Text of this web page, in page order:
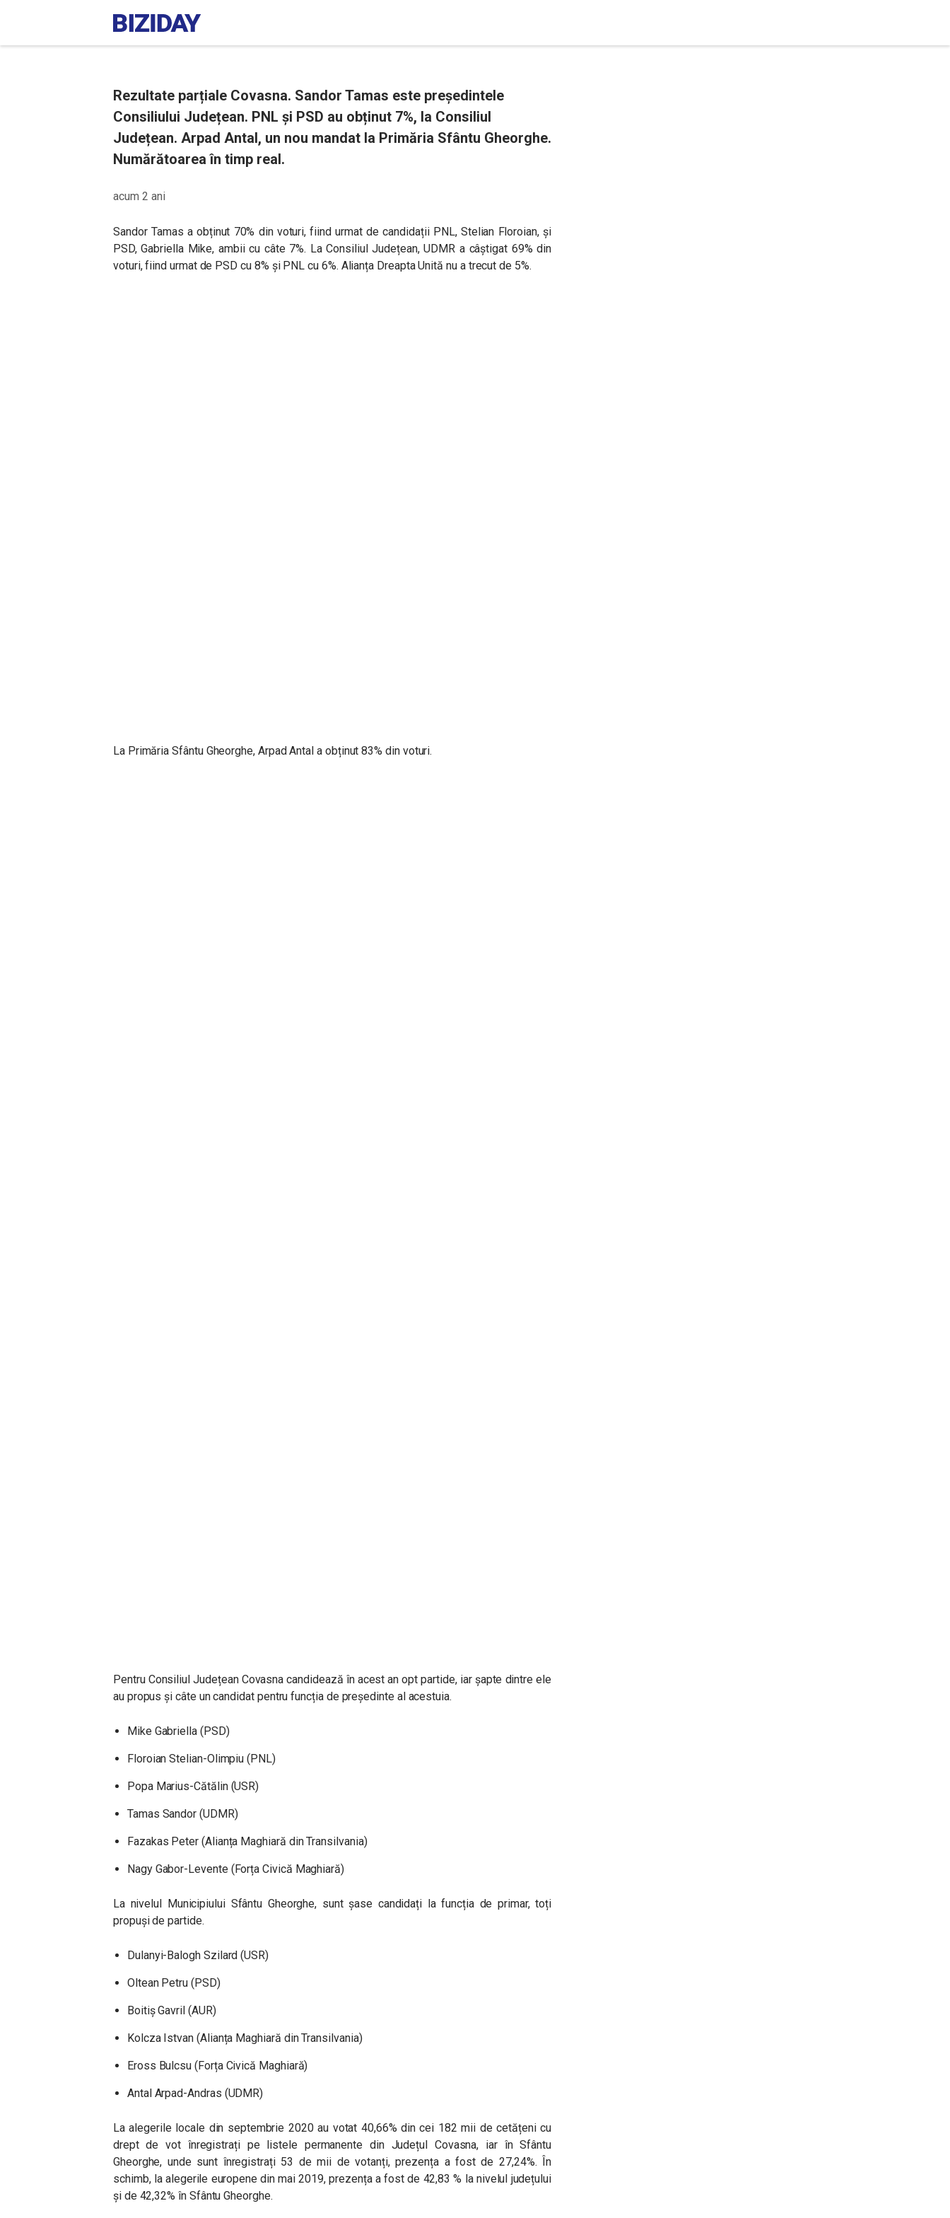
Rezultate parțiale Covasna. Sandor Tamas este președintele
Consiliului Județean. PNL și PSD au obținut 7%, la Consiliul
Județean. Arpad Antal, un nou mandat la Primăria Sfântu Gheorghe.
Numărătoarea în timp real.
acum 2 ani
Sandor Tamas a obținut 70% din voturi, fiind urmat de candidații PNL, Stelian Floroian, și
PSD, Gabriella Mike, ambii cu câte 7%. La Consiliul Județean, UDMR a câștigat 69% din
voturi, fiind urmat de PSD cu 8% și PNL cu 6%. Alianța Dreapta Unită nu a trecut de 5%.
La Primăria Sfântu Gheorghe, Arpad Antal a obținut 83% din voturi.
Pentru Consiliul Județean Covasna candidează în acest an opt partide, iar șapte dintre ele
au propus și câte un candidat pentru funcția de președinte al acestuia.
Mike Gabriella (PSD)
Floroian Stelian-Olimpiu (PNL)
Popa Marius-Cătălin (USR)
Tamas Sandor (UDMR)
Fazakas Peter (Alianța Maghiară din Transilvania)
Nagy Gabor-Levente (Forța Civică Maghiară)
La nivelul Municipiului Sfântu Gheorghe, sunt șase candidați la funcția de primar, toți
propuși de partide.
Dulanyi-Balogh Szilard (USR)
Oltean Petru (PSD)
Boitiș Gavril (AUR)
Kolcza Istvan (Alianța Maghiară din Transilvania)
Eross Bulcsu (Forța Civică Maghiară)
Antal Arpad-Andras (UDMR)
La alegerile locale din septembrie 2020 au votat 40,66% din cei 182 mii de cetățeni cu
drept de vot înregistrați pe listele permanente din Județul Covasna, iar în Sfântu
Gheorghe, unde sunt înregistrați 53 de mii de votanți, prezența a fost de 27,24%. În
schimb, la alegerile europene din mai 2019, prezența a fost de 42,83 % la nivelul județului
și de 42,32% în Sfântu Gheorghe.